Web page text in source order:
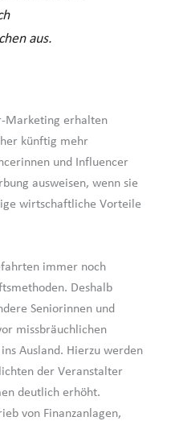
aus.
Marketing erhalten
künftig mehr
und Influencer
ausweisen, wenn sie
wirtschaftliche Vorteile
immer noch
Deshalb
Seniorinnen und
missbräuchlichen
Ausland. Hierzu werden
der Veranstalter
deutlich erhöht.
von Finanzanlagen,